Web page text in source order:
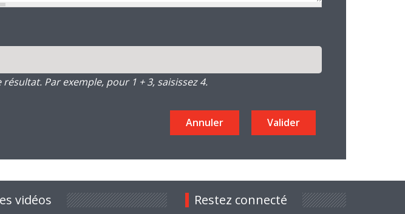
Par exemple, pour 1 + 3, saisissez 4.
vidéos Restez connecté